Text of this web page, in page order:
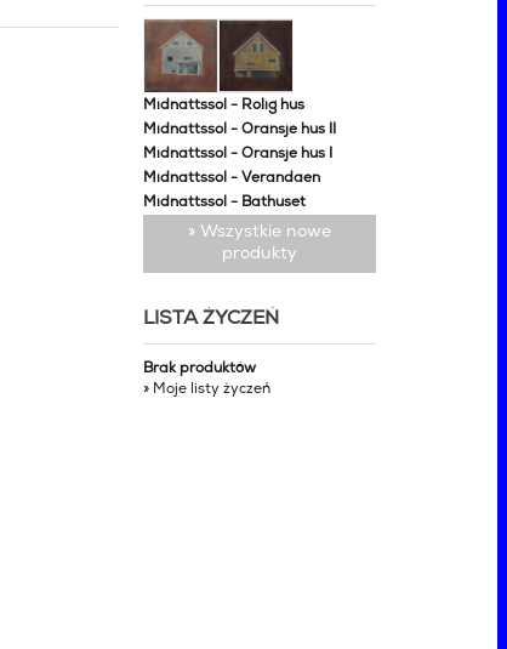
Midnattssol - Rolig hus
Midnattssol - Oransje hus II
Midnattssol - Oransje hus I
Midnattssol - Verandaen
Midnattssol - Bathuset
» Wszystkie nowe
produkty
LISTA ŻYCZEŃ
Brak produktów
» Moje listy życzeń